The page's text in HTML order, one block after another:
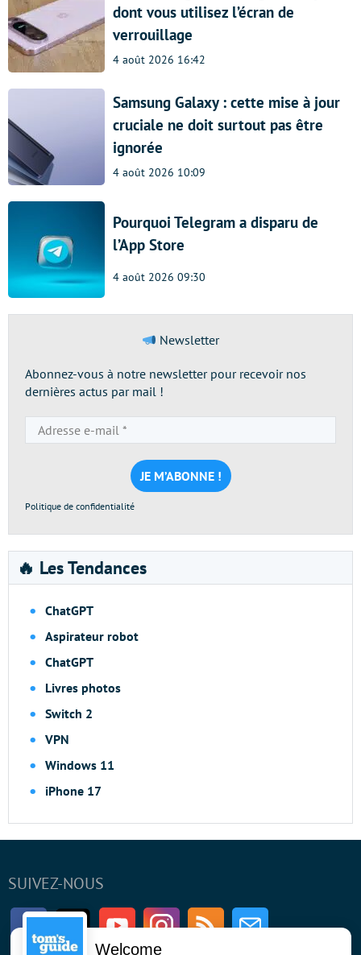
dont vous utilisez l’écran de
verrouillage
4 août 2026 16:42
Samsung Galaxy : cette mise à jour
cruciale ne doit surtout pas être
ignorée
4 août 2026 10:09
Pourquoi Telegram a disparu de
l’App Store
4 août 2026 09:30
Newsletter
Abonnez-vous à notre newsletter pour recevoir nos
dernières actus par mail !
e-
mail
*
Politique de confidentialité
🔥 Les Tendances
ChatGPT
Aspirateur robot
ChatGPT
Livres photos
Switch 2
VPN
Windows 11
iPhone 17
SUIVEZ-NOUS
FacebookTwitter Youtube InstagramRSS Newsletter
Welcome